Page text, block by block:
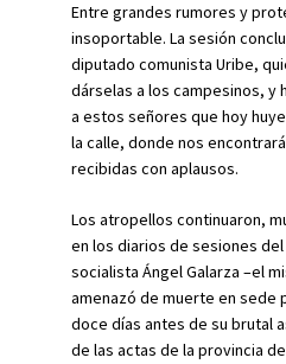
Entre grandes rumores y
insoportable. La sesión
diputado comunista Uribe,
dárselas a los campesinos, y
a estos señores que hoy
la calle, donde nos
recibidas con aplausos.
Los atropellos continuaron,
en los diarios de sesiones
socialista Ángel Galarza –el
amenazó de muerte en sede
doce días antes de su brutal
de las actas de la provincia